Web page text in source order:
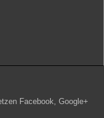
Facebook, Google+